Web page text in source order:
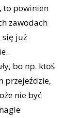
to powinien
zawodach
się już
bo np. ktoś
przejeździe,
nie być